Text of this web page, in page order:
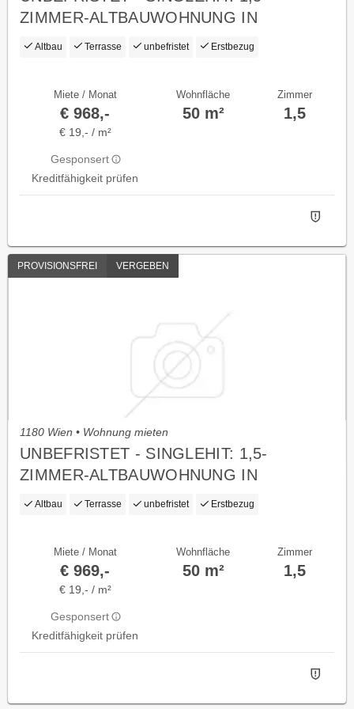
ZIMMER-ALTBAUWOHNUNG IN
TRAUMLAGE, ERSTBEZUG
Altbau Terrasse unbefristet Erstbezug
Miete / Monat
€ 968,-
€ 19,- / m²
Gesponsert
Kreditfähigkeit prüfen
Wohnfläche
50 m²
Zimmer
1,5
PROVISIONSFREI VERGEBEN
1180 Wien • Wohnung mieten
UNBEFRISTET - SINGLEHIT: 1,5-
ZIMMER-ALTBAUWOHNUNG IN
TRAUMLAGE, ERSTBEZUG
Altbau Terrasse unbefristet Erstbezug
Miete / Monat
€ 969,-
€ 19,- / m²
Gesponsert
Kreditfähigkeit prüfen
Wohnfläche
50 m²
Zimmer
1,5